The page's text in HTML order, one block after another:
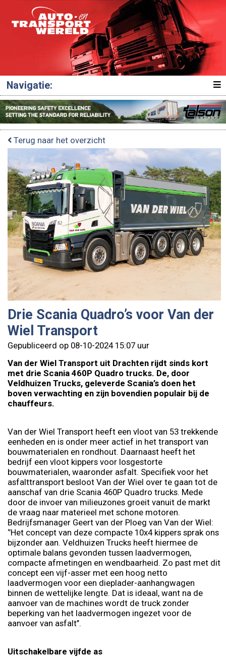
Navigatie:
Terug naar het overzicht
Drie Scania Quadro’s voor Van der
Wiel Transport
Gepubliceerd op 08-10-2024 15:07 uur
Van der Wiel Transport uit Drachten rijdt sinds kort
met drie Scania 460P Quadro trucks. De, door
Veldhuizen Trucks, geleverde Scania’s doen het
boven verwachting en zijn bovendien populair bij de
chauffeurs.
Van der Wiel Transport heeft een vloot van 53 trekkende
eenheden en is onder meer actief in het transport van
bouwmaterialen en rondhout. Daarnaast heeft het
bedrijf een vloot kippers voor losgestorte
bouwmaterialen, waaronder asfalt. Specifiek voor het
asfalttransport besloot Van der Wiel over te gaan tot de
aanschaf van drie Scania 460P Quadro trucks. Mede
door de invoer van milieuzones groeit vanuit de markt
de vraag naar materieel met schone motoren.
Bedrijfsmanager Geert van der Ploeg van Van der Wiel:
‘’Het concept van deze compacte 10x4 kippers sprak ons
bijzonder aan. Veldhuizen Trucks heeft hiermee de
optimale balans gevonden tussen laadvermogen,
compacte afmetingen en wendbaarheid. Zo past met dit
concept een vijf-asser met een hoog netto
laadvermogen voor een dieplader-aanhangwagen
binnen de wettelijke lengte. Dat is ideaal, want na de
aanvoer van de machines wordt de truck zonder
beperking van het laadvermogen ingezet voor de
aanvoer van asfalt’’.
Uitschakelbare vijfde as